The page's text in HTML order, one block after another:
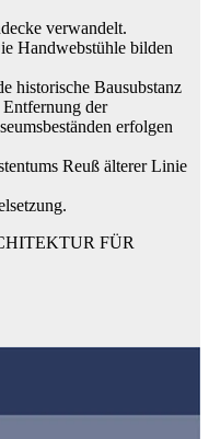
verwandelt.
Handwebstühle bilden
historische Bausubstanz
der
erfolgen
Reuß älterer Linie
FÜR